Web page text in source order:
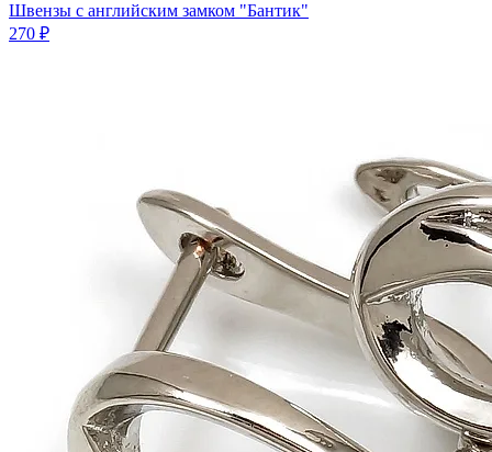
Швензы с английским замком "Бантик"
270 ₽